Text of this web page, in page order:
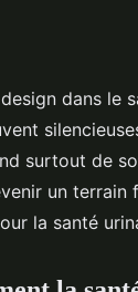
dans le
surtout de
un terrain
la santé